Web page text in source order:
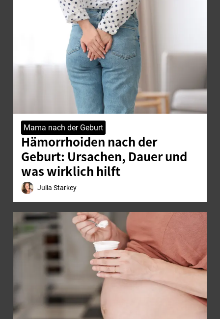
Mama nach der Geburt
Hämorrhoiden nach der
Geburt: Ursachen, Dauer und
was wirklich hilft
Julia Starkey